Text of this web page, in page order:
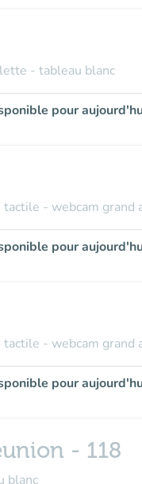
- tableau blanc
pour
- webcam grand
pour
- webcam grand
pour
- 118
blanc